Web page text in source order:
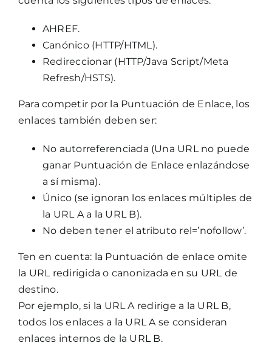
AHREF.
Canónico (HTTP/HTML).
Redireccionar (HTTP/Java Script/Meta
Refresh/HSTS).
Para competir por la Puntuación de Enlace, los
enlaces también deben ser:
No autorreferenciada (Una URL no puede
ganar Puntuación de Enlace enlazándose
a sí misma).
Único (se ignoran los enlaces múltiples de
la URL A a la URL B).
No deben tener el atributo rel=’nofollow’.
Ten en cuenta: la Puntuación de enlace omite
la URL redirigida o canonizada en su URL de
destino.
Por ejemplo, si la URL A redirige a la URL B,
todos los enlaces a la URL A se consideran
enlaces internos de la URL B.